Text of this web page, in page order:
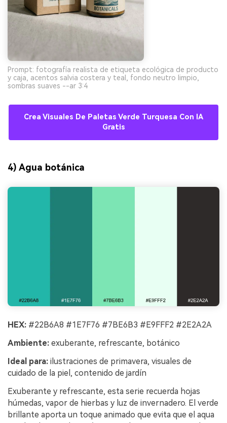
Prompt: fotografía realista de etiqueta ecológica de producto
y caja, acentos salvia costera y teal, fondo neutro limpio,
sombras suaves --ar 3:4
Crea Visuales De Paletas Verde Turquesa Con IA
Gratis
4) Agua botánica
HEX: #22B6A8 #1E7F76 #7BE6B3 #E9FFF2 #2E2A2A
Ambiente: exuberante, refrescante, botánico
Ideal para: ilustraciones de primavera, visuales de
cuidado de la piel, contenido de jardín
Exuberante y refrescante, esta serie recuerda hojas
húmedas, vapor de hierbas y luz de invernadero. El verde
brillante aporta un toque animado que evita que el aqua